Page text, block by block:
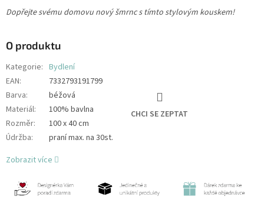
Dopřejte svému domovu nový šmrnc s tímto stylovým kouskem!
O produktu
Kategorie: Bydlení
EAN:
7332793191799
Barva:
béžová
Materiál:
100% bavlna
Rozměr:
100 x 40 cm
Údržba: praní max. na 30st.
CHCI SE ZEPTAT
Zobrazit více